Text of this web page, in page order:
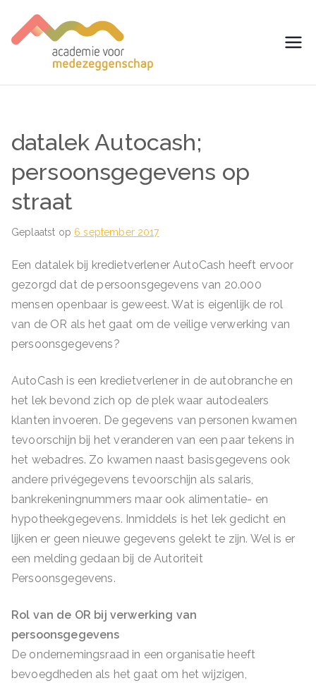
naar
de
voor
Medezegg
datalek Autocash;
persoonsgegevens op
straat
Geplaatst op 6 september 2017
Een datalek bij kredietverlener AutoCash heeft ervoor
gezorgd dat de persoonsgegevens van 20.000
mensen openbaar is geweest. Wat is eigenlijk de rol
van de OR als het gaat om de veilige verwerking van
persoonsgegevens?
AutoCash is een kredietverlener in de autobranche en
het lek bevond zich op de plek waar autodealers
klanten invoeren. De gegevens van personen kwamen
tevoorschijn bij het veranderen van een paar tekens in
het webadres. Zo kwamen naast basisgegevens ook
andere privégegevens tevoorschijn als salaris,
bankrekeningnummers maar ook alimentatie- en
hypotheekgegevens. Inmiddels is het lek gedicht en
lijken er geen nieuwe gegevens gelekt te zijn. Wel is er
een melding gedaan bij de Autoriteit
Persoonsgegevens.
Rol van de OR bij verwerking van
persoonsgegevens
De ondernemingsraad in een organisatie heeft
bevoegdheden als het gaat om het wijzigen,